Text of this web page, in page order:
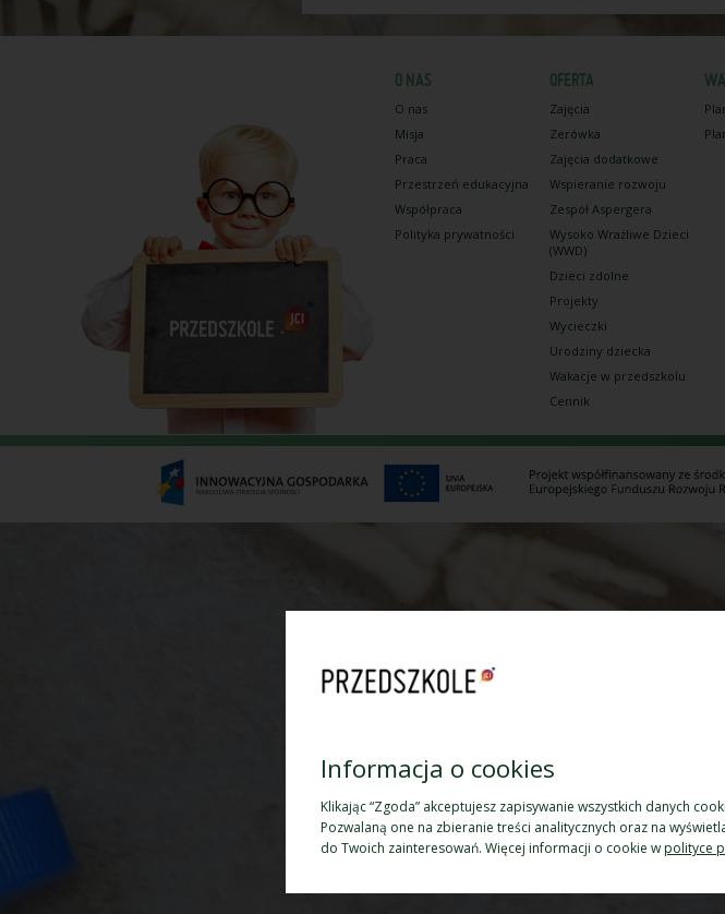
O NAS
O nas
Misja
Praca
Przestrzeń edukacyjna
Współpraca
Polityka prywatności
OFERTA
Zajęcia
Zerówka
Zajęcia dodatkowe
Wspieranie rozwoju
Zespół Aspergera
Wysoko Wrażliwe Dzieci
(WWD)
Dzieci zdolne
Projekty
Wycieczki
Urodziny dziecka
Wakacje w przedszkolu
Cennik
Informacja o cookies
Klikając “Zgoda” akceptujesz zapisywanie wszystkich danych
Pozwalaną one na zbieranie treści analitycznych oraz na
do Twoich zainteresowań. Więcej informacji o cookie w polityce